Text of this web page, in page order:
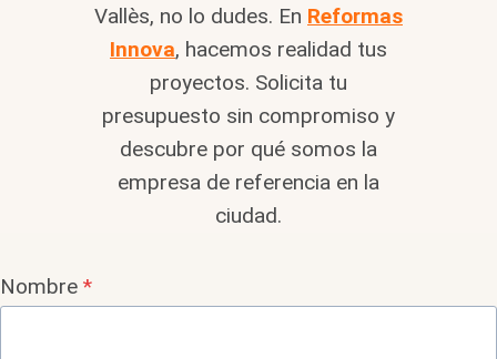
Vallès, no lo dudes. En Reformas
Innova, hacemos realidad tus
proyectos. Solicita tu
presupuesto sin compromiso y
descubre por qué somos la
empresa de referencia en la
ciudad.
Nombre *